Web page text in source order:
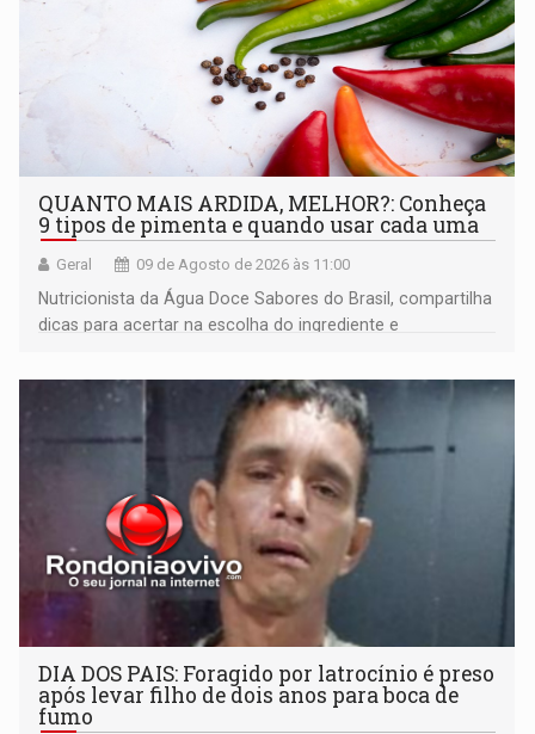
QUANTO MAIS ARDIDA, MELHOR?: Conheça
9 tipos de pimenta e quando usar cada uma
Geral 09 de Agosto de 2026 às 11:00
Nutricionista da Água Doce Sabores do Brasil, compartilha
dicas para acertar na escolha do ingrediente e
DIA DOS PAIS: Foragido por latrocínio é preso
após levar filho de dois anos para boca de
fumo